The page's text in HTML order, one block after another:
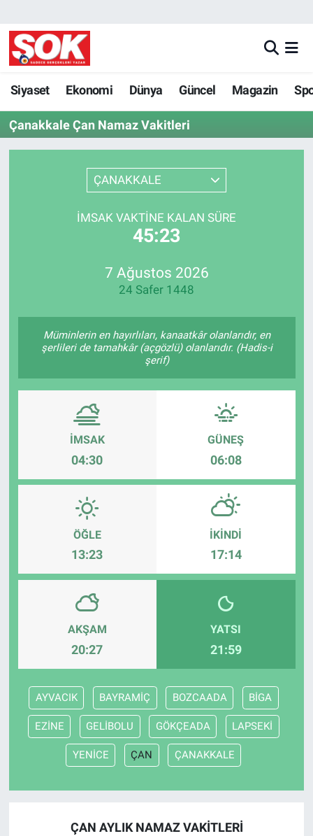
Siyaset Ekonomi Dünya Güncel Magazin
Çanakkale Çan Namaz Vakitleri
ÇANAKKALE
İMSAK VAKTINE KALAN SÜRE
45:23
7 Ağustos 2026
24 Safer 1448
Müminlerin en hayırlıları, kanaatkâr olanlarıdır, en
şerlileri de tamahkâr (açgözlü) olanlarıdır. (Hadis-i
şerif)
İMSAK
04:30
GÜNEŞ
06:08
ÖĞLE
13:23
İKINDI
17:14
AKŞAM
20:27
YATSI
21:59
AYVACIK BAYRAMİÇ BOZCAADA BİGA
EZİNE GELİBOLU GÖKÇEADA LAPSEKİ
YENİCE ÇAN ÇANAKKALE
ÇAN AYLIK NAMAZ VAKITLERI
GÜNDEM
DÜNYA
SPOR
KÜLTÜR SANAT
SAĞLIK
EĞİTİM
ÖZEL HABER
Keşfet
ASTROLOJİ
MANŞET
İletişim/Künye
Yaşam
Gözden Kaçmasın
Nöbetçi Eczaneler
Hava Durumu
İstanbul Namaz Vakitleri
Süper Lig Puan Durumu ve Fikstür
Son Dakika Haberleri